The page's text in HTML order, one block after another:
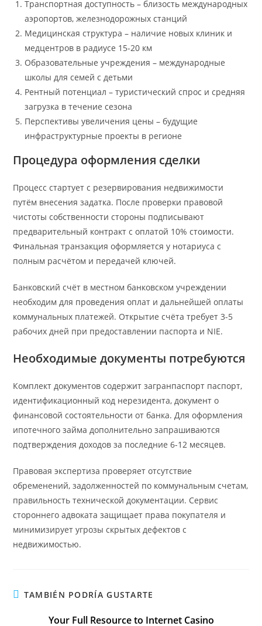
Транспортная доступность – близость международных
аэропортов, железнодорожных станций
Медицинская структура – наличие новых клиник и
медцентров в радиусе 15-20 км
Образовательные учреждения – международные
школы для семей с детьми
Рентный потенциал – туристический спрос и средняя
загрузка в течение сезона
Перспективы увеличения цены – будущие
инфраструктурные проекты в регионе
Процедура оформления сделки
Процесс стартует с резервирования недвижимости
путём внесения задатка. После проверки правовой
чистоты собственности стороны подписывают
предварительный контракт с оплатой 10% стоимости.
Финальная транзакция оформляется у нотариуса с
полным расчётом и передачей ключей.
Банковский счёт в местном банковском учреждении
необходим для проведения оплат и дальнейшей оплаты
коммунальных платежей. Открытие счёта требует 3-5
рабочих дней при предоставлении паспорта и NIE.
Необходимые документы потребуются
Комплект документов содержит загранпаспорт паспорт,
идентификационный код нерезидента, документ о
финансовой состоятельности от банка. Для оформления
ипотечного займа дополнительно запрашиваются
подтверждения доходов за последние 6-12 месяцев.
Правовая экспертиза проверяет отсутствие
обременений, задолженностей по коммунальным счетам,
правильность технической документации. Сервис
стороннего адвоката защищает права покупателя и
минимизирует угрозы скрытых дефектов с
недвижимостью.
TAMBIÉN PODRÍA GUSTARTE
Your Full Resource to Internet Casino